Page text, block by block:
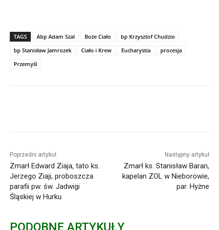
TAGS Abp Adam Szal Boże Ciało
bp Krzysztof Chudzio
bp Stanisław Jamrozek
Ciało i Krew Eucharystia
procesja
Przemyśl
Poprzedni artykuł
Zmarł Edward Ziaja, tato ks.
Jerzego Ziaji, proboszcza
parafii pw. św. Jadwigi
Śląskiej w Hurku
Następny artykuł
Zmarł ks. Stanisław Baran,
kapelan ZOL w Nieborowie,
par. Hyżne
PODOBNE ARTYKUŁY